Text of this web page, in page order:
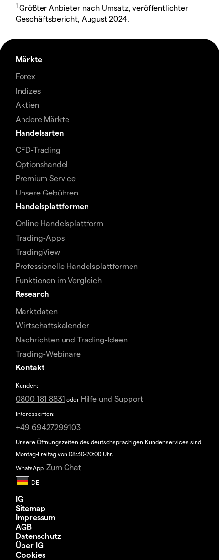
1 Größter Anbieter nach Umsatz, veröffentlichter
Geschäftsbericht, August 2024.
Märkte
Forex
Indizes
Aktien
Andere Märkte
Handelsarten
CFD-Trading
Optionshandel
Premium Service
Unsere Gebühren
Handelsplattformen
Online Handelsplattform
Trading-Apps
TradingView
Professionelle Handelsplattformen
Funktionen im Vergleich
Research
Marktdaten
Wirtschaftskalender
Nachrichten und Trading-Ideen
Trading-Webinare
Kontakt
Kunden:
0800 181 8831 oder Hilfe und Support
Interessenten:
+49 69427299103
Unsere Öffnungszeiten des deutschsprachigen Kundenservices sind
Montag-Freitag von 08:30-20:00 Uhr.
WhatsApp: Zum Chat
IG
Sitemap
Impressum
AGB
Datenschutz
Über IG
Cookies